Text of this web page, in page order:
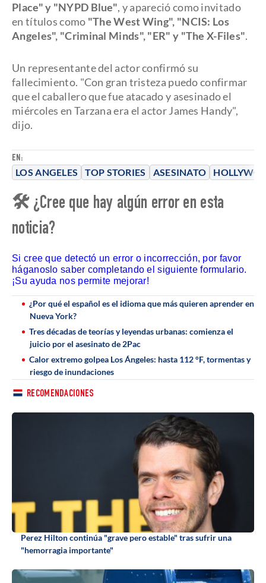
EN:
LOS ANGELES TOP STORIES ASESINATO
Place" y "NYPD Blue", y apareció como invitado
en títulos como "The West Wing", "NCIS: Los
Angeles", "Criminal Minds", "ER" y "The X-Files".
Un representante del actor confirmó su
fallecimiento. "Con gran tristeza puedo confirmar
que el caballero que fue atacado y asesinado el
miércoles en Tarzana era el actor James Handy",
dijo.
🛠 ¿Cree que hay algún error en esta
noticia?
Si cree que detectó un error o incorrección, por favor
háganoslo saber completando el siguiente formulario.
¡Su ayuda nos permite mejorar!
¿Por qué el español es el idioma que más quieren aprender en
Nueva York?
Tres décadas de teorías y leyendas urbanas: comienza el
juicio por el asesinato de 2Pac
Calor extremo golpea Los Ángeles: hasta 112 °F, tormentas y
riesgo de inundaciones
RECOMENDACIONES
Perez Hilton continúa "grave pero estable" tras sufrir una
"hemorragia importante"